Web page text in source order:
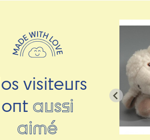
visiteurs
ont aussi
aimé